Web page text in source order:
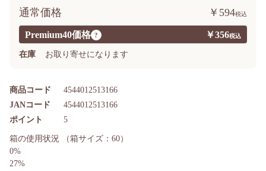
Premium40価格 ? ￥356
通常価格 ￥594
在庫 お取り寄せになります
商品コード 4544012513166
ポイント 5
JANコード 4544012513166
箱の使用状況
（箱サイズ：60）
0%
27%